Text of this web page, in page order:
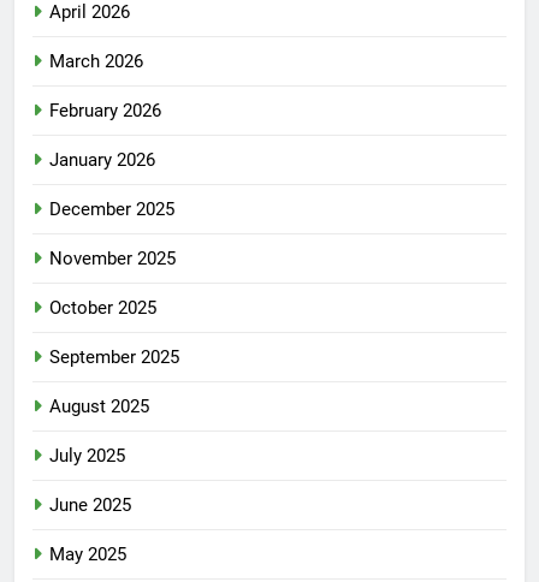
April 2026
March 2026
February 2026
January 2026
December 2025
November 2025
October 2025
September 2025
August 2025
July 2025
June 2025
May 2025